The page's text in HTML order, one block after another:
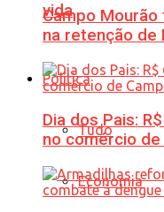
vida
Política
Tudo
Economia
Campo Mourão
na retenção de
Dia dos Pais:
no comércio